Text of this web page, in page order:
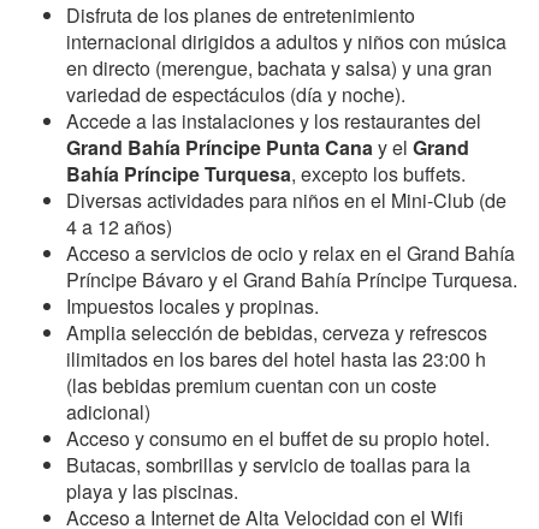
Disfruta de los planes de entretenimiento
internacional dirigidos a adultos y niños con música
en directo (merengue, bachata y salsa) y una gran
variedad de espectáculos (día y noche).
Accede a las instalaciones y los restaurantes del
Grand Bahía Príncipe Punta Canay el Grand
Bahía Príncipe Turquesa, excepto los buffets.
Diversas actividades para niños en el Mini-Club (de
4 a 12 años)
Acceso a servicios de ocio y relax en el Grand Bahía
Príncipe Bávaro y el Grand Bahía Príncipe Turquesa.
Impuestos locales y propinas.
Amplia selección de bebidas, cerveza y refrescos
ilimitados en los bares del hotel hasta las 23:00 h
(las bebidas premium cuentan con un coste
adicional)
Acceso y consumo en el buffet de su propio hotel.
Butacas, sombrillas y servicio de toallas para la
playa y las piscinas.
Acceso a Internet de Alta Velocidad con el Wifi